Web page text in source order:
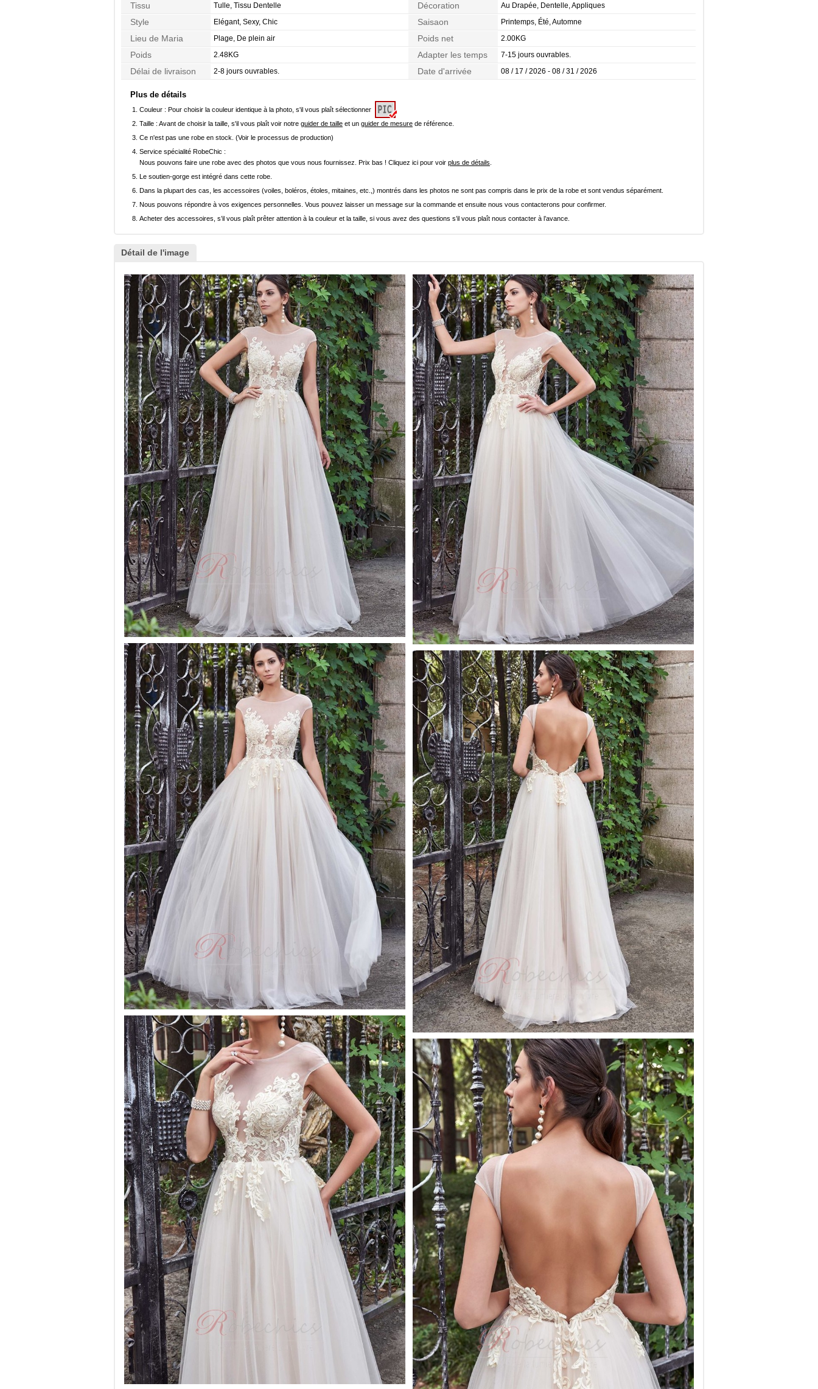
Tissu Tulle, Tissu Dentelle Décoration Au Drapée, Dentelle, Appliques
Style Elégant, Sexy, Chic Saisaon Printemps, Été, Automne
Lieu de Maria Plage, De plein air Poids net 2.00KG
Poids 2.48KG Adapter les temps 7-15 jours ouvrables.
Délai de livraison 2-8 jours ouvrables. Date d'arrivée 08 / 17 / 2026 - 08 / 31 / 2026
Plus de détails
Couleur : Pour choisir la couleur identique à la photo, s'il vous plaît sélectionner
Taille : Avant de choisir la taille, s'il vous plaît voir notre guider de taille et un guider de mesure de référence.
Ce n'est pas une robe en stock. (Voir le processus de production)
Service spécialité RobeChic :
Nous pouvons faire une robe avec des photos que vous nous fournissez. Prix bas ! Cliquez ici pour voir plus de détails
Le soutien-gorge est intégré dans cette robe.
Dans la plupart des cas, les accessoires (voiles, boléros, étoles, mitaines, etc.,) montrés dans les photos ne sont pas compris dans le prix de la robe et sont vendus séparément.
Nous pouvons répondre à vos exigences personnelles. Vous pouvez laisser un message sur la commande et ensuite nous vous contacterons pour confirmer.
Acheter des accessoires, s’il vous plaît prêter attention à la couleur et la taille, si vous avez des questions s’il vous plaît nous contacter à l’avance.
Détail de l'image